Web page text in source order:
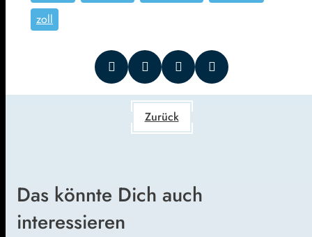
zoll
Zurück
Das könnte Dich auch
interessieren